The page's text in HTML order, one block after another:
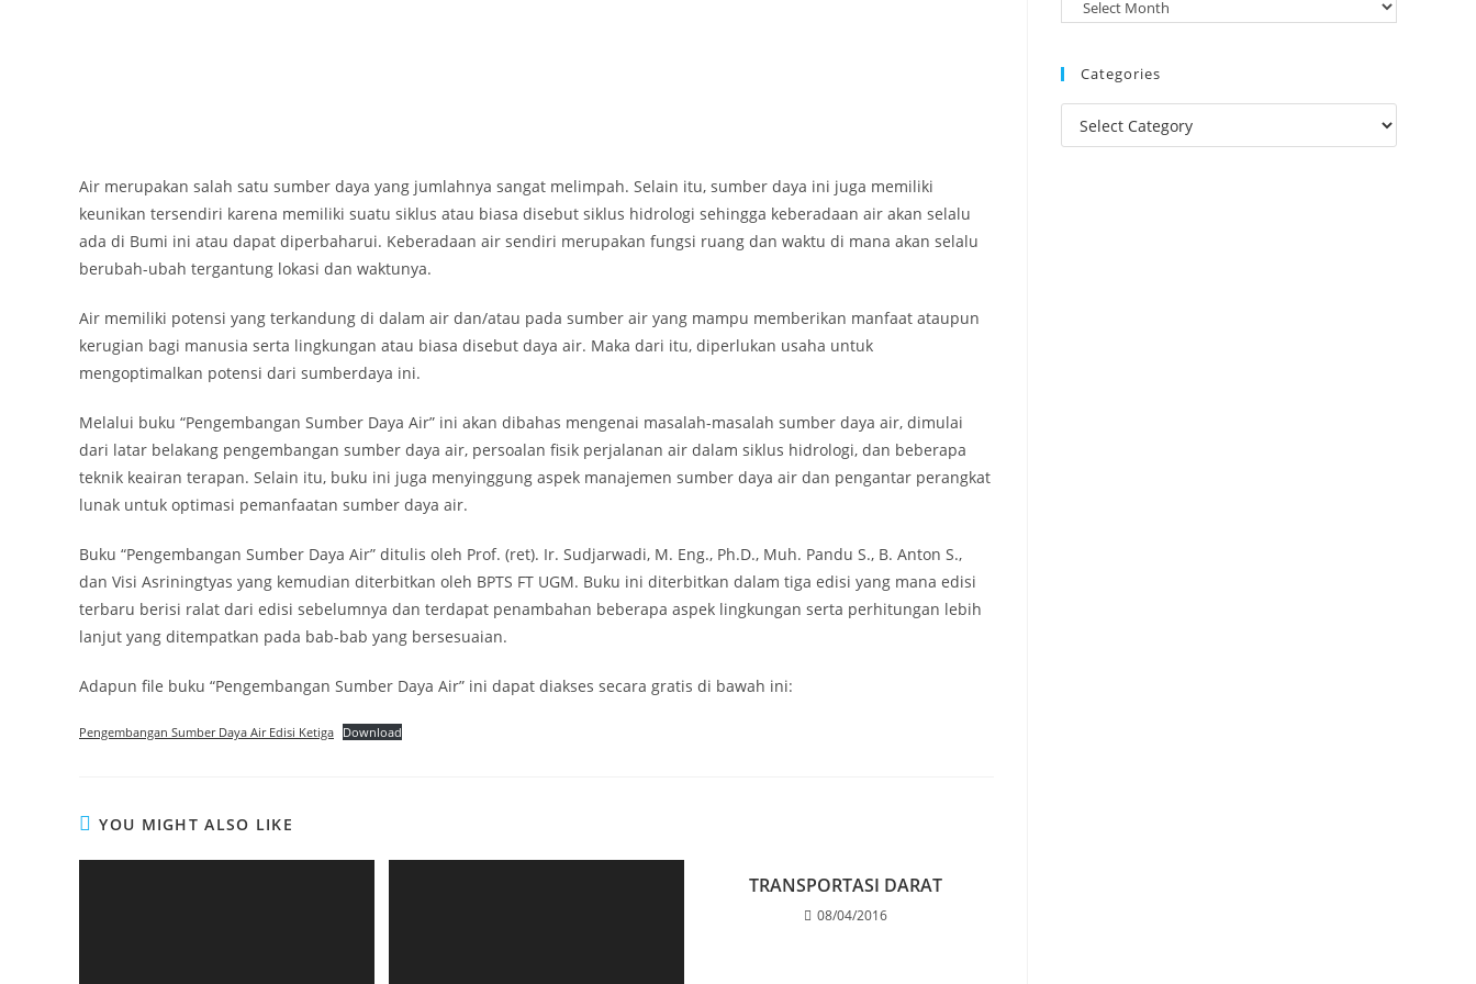
Air merupakan salah satu sumber daya yang jumlahnya sangat melimpah. Selain itu, sumber daya ini juga memiliki
keunikan tersendiri karena memiliki suatu siklus atau biasa disebut siklus hidrologi sehingga keberadaan air akan selalu
ada di Bumi ini atau dapat diperbaharui. Keberadaan air sendiri merupakan fungsi ruang dan waktu di mana akan selalu
berubah-ubah tergantung lokasi dan waktunya.
Air memiliki potensi yang terkandung di dalam air dan/atau pada sumber air yang mampu memberikan manfaat ataupun
kerugian bagi manusia serta lingkungan atau biasa disebut daya air. Maka dari itu, diperlukan usaha untuk
mengoptimalkan potensi dari sumberdaya ini.
Melalui buku “Pengembangan Sumber Daya Air” ini akan dibahas mengenai masalah-masalah sumber daya air, dimulai
dari latar belakang pengembangan sumber daya air, persoalan fisik perjalanan air dalam siklus hidrologi, dan beberapa
teknik keairan terapan. Selain itu, buku ini juga menyinggung aspek manajemen sumber daya air dan pengantar perangkat
lunak untuk optimasi pemanfaatan sumber daya air.
Buku “Pengembangan Sumber Daya Air” ditulis oleh Prof. (ret). Ir. Sudjarwadi, M. Eng., Ph.D., Muh. Pandu S., B. Anton S.,
dan Visi Asriningtyas yang kemudian diterbitkan oleh BPTS FT UGM. Buku ini diterbitkan dalam tiga edisi yang mana edisi
terbaru berisi ralat dari edisi sebelumnya dan terdapat penambahan beberapa aspek lingkungan serta perhitungan lebih
lanjut yang ditempatkan pada bab-bab yang bersesuaian.
Adapun file buku “Pengembangan Sumber Daya Air” ini dapat diakses secara gratis di bawah ini:
Pengembangan Sumber Daya Air Edisi Ketiga Download
YOU MIGHT ALSO LIKE
TRANSPORTASI DARAT
08/04/2016
Categories